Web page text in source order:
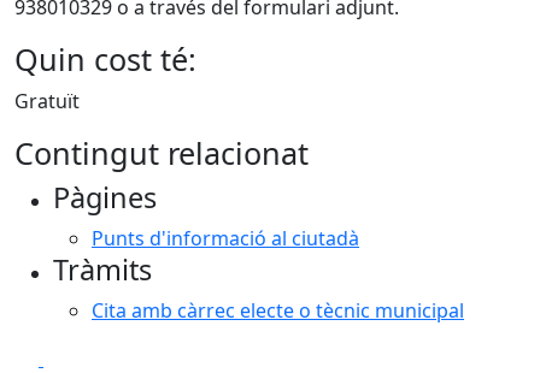
938010329 o a través del formulari adjunt.
Quin cost té:
Gratuït
Contingut relacionat
Pàgines
Punts d'informació al ciutadà
Tràmits
Cita amb càrrec electe o tècnic municipal